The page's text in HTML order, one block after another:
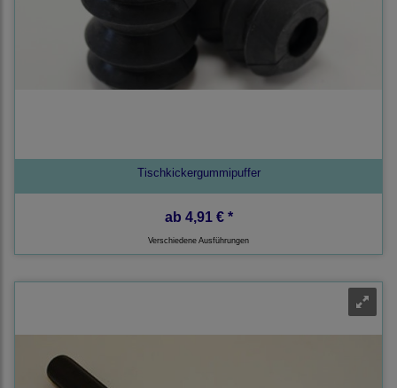
Tischkickergummipuffer
ab 4,91 € *
Verschiedene Ausführungen